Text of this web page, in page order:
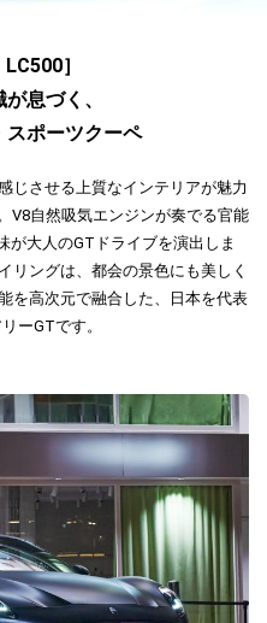
］
息づく、
スポーツクーペ
じさせる上質なインテリアが魅力
V8自然吸気エンジンが奏でる官能
が大人のGTドライブを演出しま
リングは、都会の景色にも美しく
を高次元で融合した、日本を代表
ーGTです。